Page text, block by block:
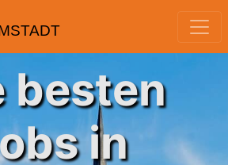
besten
in